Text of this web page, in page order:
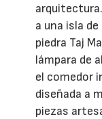
a una isla
piedra Taj
lámpara de
el comedor
diseñada a
piezas